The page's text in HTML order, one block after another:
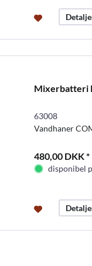
Mixerbatteri
63008
Vandhaner
480,00 DKK *
disponibel